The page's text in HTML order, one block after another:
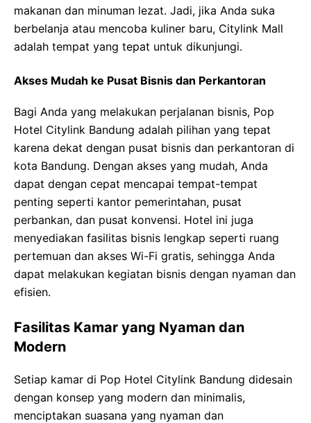
makanan dan minuman lezat. Jadi, jika Anda suka
berbelanja atau mencoba kuliner baru, Citylink Mall
adalah tempat yang tepat untuk dikunjungi.
Akses Mudah ke Pusat Bisnis dan Perkantoran
Bagi Anda yang melakukan perjalanan bisnis, Pop
Hotel Citylink Bandung adalah pilihan yang tepat
karena dekat dengan pusat bisnis dan perkantoran di
kota Bandung. Dengan akses yang mudah, Anda
dapat dengan cepat mencapai tempat-tempat
penting seperti kantor pemerintahan, pusat
perbankan, dan pusat konvensi. Hotel ini juga
menyediakan fasilitas bisnis lengkap seperti ruang
pertemuan dan akses Wi-Fi gratis, sehingga Anda
dapat melakukan kegiatan bisnis dengan nyaman dan
efisien.
Fasilitas Kamar yang Nyaman dan
Modern
Setiap kamar di Pop Hotel Citylink Bandung didesain
dengan konsep yang modern dan minimalis,
menciptakan suasana yang nyaman dan